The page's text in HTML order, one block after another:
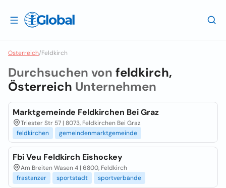
Osterreich/Feldkirch
Durchsuchen von feldkirch,
Österreich Unternehmen
Marktgemeinde Feldkirchen Bei Graz
Triester Str 57 | 8073, Feldkirchen Bei Graz
feldkirchen
gemeindenmarktgemeinde
Fbi Veu Feldkirch Eishockey
Am Breiten Wasen 4 | 6800, Feldkirch
frastanzer
sportstadt sportverbände